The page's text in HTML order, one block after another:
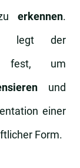
erkennen.
legt der
fest, um
und
einer
Form.